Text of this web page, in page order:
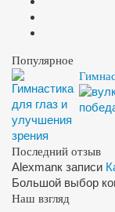
Популярное
Последний отзыв
Alexmanк записи
Большой выбор
Наш взгляд